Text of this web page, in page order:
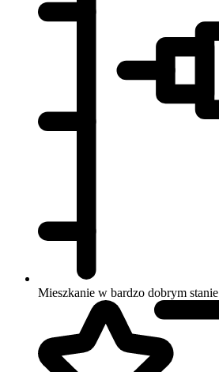
Mieszkanie w bardzo dobrym stanie